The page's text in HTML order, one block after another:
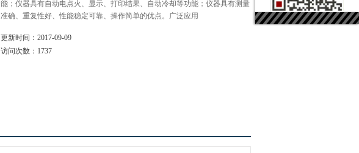
能；仪器具有自动电点火、显示、打印结果、自动冷却等功能；仪器具有测量
准确、重复性好、性能稳定可靠、操作简单的优点。广泛应用
更新时间： 2017-09-09
访问次数： 1737